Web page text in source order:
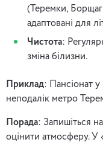
(Теремки,
адаптовані для
Чистота:
зміна білизни.
Приклад: Пансіонат у
неподалік метро
Порада: Запишіться
оцінити атмосферу. У